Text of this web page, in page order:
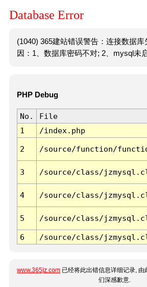
Database Error
(1040) 365建站错误警告：连接数据
因：1、数据库密码不对; 2、mysql未启
PHP Debug
No. File
1
/index.php
2 /source/function/
3 /source/class/
4 /source/class/
5 /source/class/
6 /source/class/
www.365jz.com 已经将此出错信息详细记录,
们深感歉意.